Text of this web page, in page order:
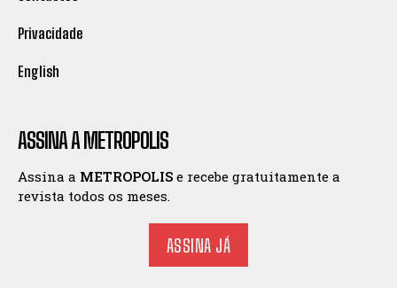
Privacidade
English
ASSINA A METROPOLIS
Assina a METROPOLIS e recebe gratuitamente a
revista todos os meses.
ASSINA JÁ